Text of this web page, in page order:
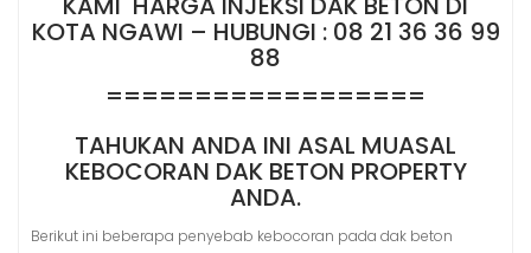
KOTA NGAWI – HUBUNGI : 08 21 36 36 99
88
==================
TAHUKAN ANDA INI ASAL MUASAL
KEBOCORAN DAK BETON PROPERTY
ANDA.
Berikut ini beberapa penyebab kebocoran pada dak beton